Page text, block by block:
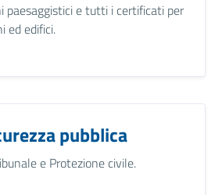
paesaggistici e tutti i certificati per
ed edifici.
pubblica
e Protezione civile.